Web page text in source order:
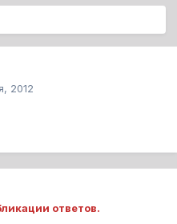
2012
ответов.